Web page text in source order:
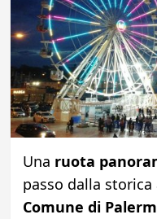
Una ruota
passo dalla
Comune di